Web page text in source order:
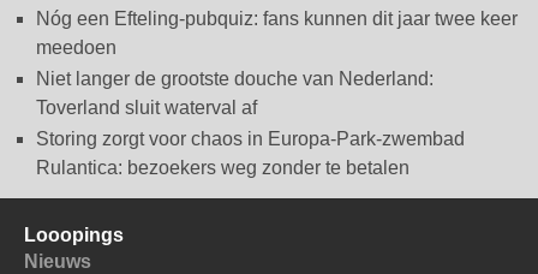
Nóg een Efteling-pubquiz: fans kunnen dit jaar twee keer
meedoen
Niet langer de grootste douche van Nederland:
Toverland sluit waterval af
Storing zorgt voor chaos in Europa-Park-zwembad
Rulantica: bezoekers weg zonder te betalen
Looopings
Nieuws